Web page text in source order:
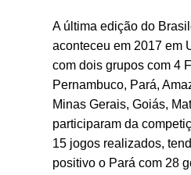
A última edição do
aconteceu em 2017 em
com dois grupos com 4
Pernambuco, Pará,
Minas Gerais, Goiás,
participaram da
15 jogos realizados,
positivo o Pará com 28